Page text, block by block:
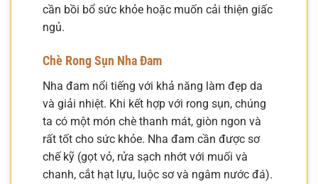
cần bồi bổ sức khỏe hoặc muốn cải thiện giấc
ngủ.
Chè Rong Sụn Nha Đam
Nha đam nổi tiếng với khả năng làm đẹp da
và giải nhiệt. Khi kết hợp với rong sụn, chúng
ta có một món chè thanh mát, giòn ngon và
rất tốt cho sức khỏe. Nha đam cần được sơ
chế kỹ (gọt vỏ, rửa sạch nhớt với muối và
chanh, cắt hạt lựu, luộc sơ và ngâm nước đá).